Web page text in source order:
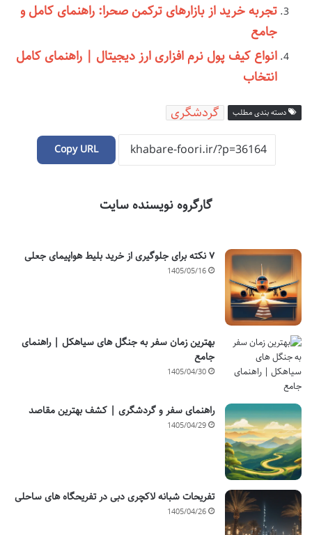
تجربه خرید از بازارهای ترکمن صحرا: راهنمای کامل و
جامع
انواع کیف پول نرم افزاری ارز دیجیتال | راهنمای کامل
انتخاب
دسته بندی مطلب گردشگری
Copy URL
گارگروه نویسنده سایت
۷ نکته برای جلوگیری از خرید بلیط هواپیمای جعلی
1405/05/16
بهترین زمان سفر به جنگل های سیاهکل | راهنمای
جامع
1405/04/30
راهنمای سفر و گردشگری | کشف بهترین مقاصد
1405/04/29
تفریحات شبانه لاکچری دبی در تفریحگاه های ساحلی
1405/04/26